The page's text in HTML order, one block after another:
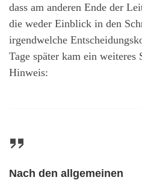
dass am anderen Ende der
die weder Einblick in den
irgendwelche
Tage später kam ein weiteres
Hinweis:
Nach den allgemeinen